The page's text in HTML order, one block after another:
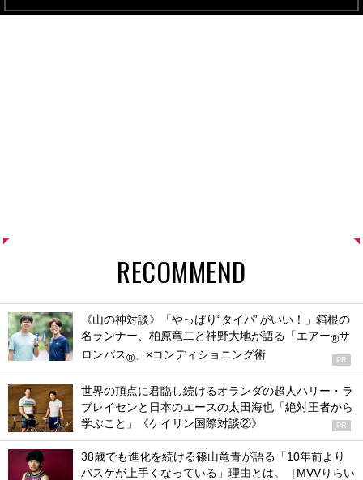
RECOMMEND
《山の神対談》「やっぱり“タイパ”がいい！」箱根の
名ランナー、柏原竜二と神野大地が語る「エアー®サ
ロンパス® 」×コンディショニング術 PR
世界の頂点に君臨し続けるオランダの超人ハリー・ラ
ブレイセンと日本のエースの太田海也「絶対王者から
学ぶこと」《ケイリン国際対談②》
PR
38歳でも進化を続ける篠山竜青が語る「10年前より
バスケが上手くなっている」理由とは。［MVVりらい